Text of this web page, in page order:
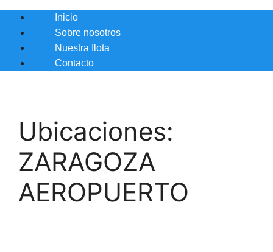
Inicio
Sobre nosotros
Nuestra flota
Contacto
Ubicaciones:
ZARAGOZA
AEROPUERTO